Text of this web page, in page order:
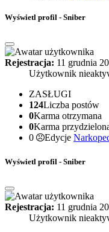
Wyświetl profil - Sniber
Rejestracja: 11 grudnia
Użytkownik
ZASŁUGI
124Liczba postów
0Karma otrzymana
0Karma
0
Edycje
Wyświetl profil - Sniber
Rejestracja: 11 grudnia
Użytkownik